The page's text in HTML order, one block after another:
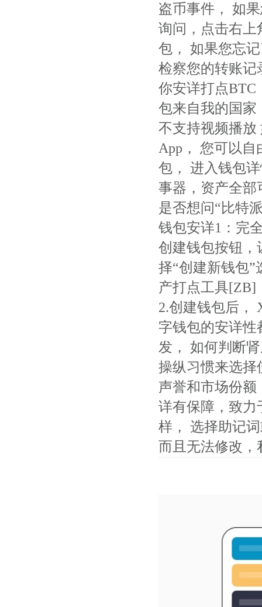
盗币事件， 如
询问，点击右上
包， 如果您忘
检察您的转账记
你安详打点BTC
包来自我的国家
不支持视频播放
App， 您可以
包， 进入钱包
事器，资产全部
是否想问“比特
钱包安详1：完
创建钱包按钮，
择“创建新钱包”
产打点工具[ZB]
2.创建钱包后，
字钱包的安详性
发， 如何判断
操纵习惯来选择
声誉和市场份额
详有保障，致力
样， 选择助记
而且无法修改，